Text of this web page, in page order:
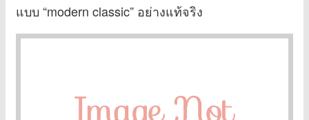
แบบ “modern classic” อย่างแท้จริง